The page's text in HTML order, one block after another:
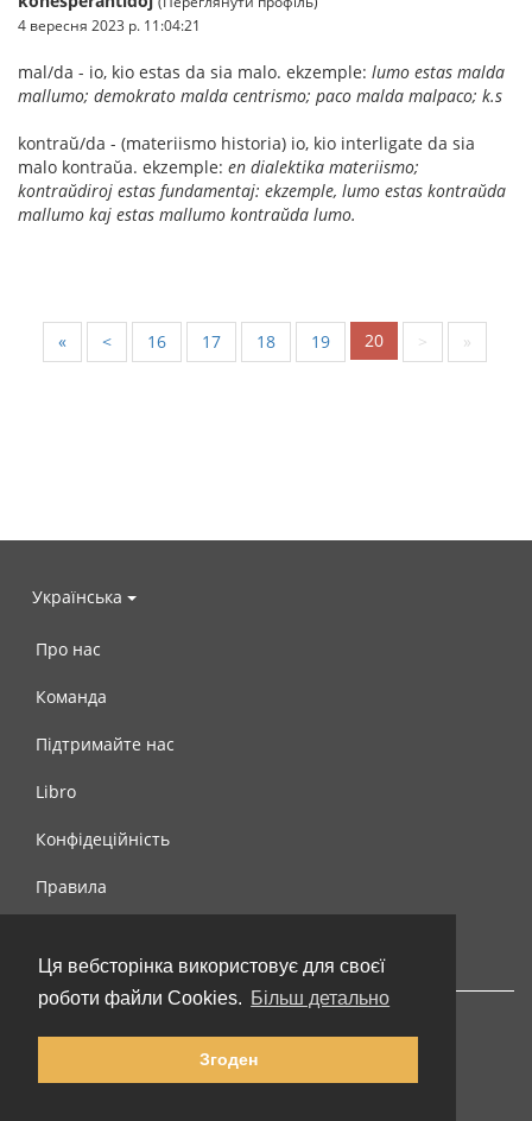
Ця вебсторінка використовує для своєї
роботи файли Cookies. Більш детально
Згоден
4 вересня 2023 р. 11:04:21
mal/da - io, kio estas da sia malo. ekzemple: lumo estas malda
mallumo; demokrato malda centrismo; paco malda malpaco; k.s
kontraŭ/da - (materiismo historia) io, kio interligate da sia
malo kontraŭa. ekzemple: en dialektika materiismo;
kontraŭdiroj estas fundamentaj: ekzemple, lumo estas kontraŭda
mallumo kaj estas mallumo kontraŭda lumo.
« < 16 17 18 19 20 > »
Українська
Про нас
Команда
Підтримайте нас
Libro
Конфідеційність
Правила
© 2002-2026 lernu.net |Impressum